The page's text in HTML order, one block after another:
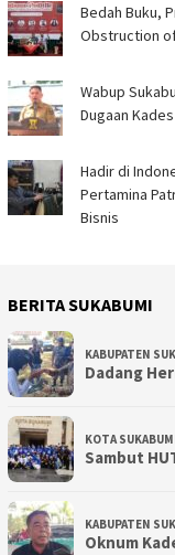
Bedah Buku,
Obstruction
Wabup
Dugaan
Hadir di
Pertamina
Bisnis
BERITA SUKABUMI
KABUPATEN
Dadang
KOTA
Sambut
KABUPATEN
Oknum